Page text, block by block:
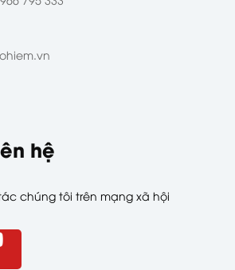
hệ
chúng tôi trên mạng xã hội